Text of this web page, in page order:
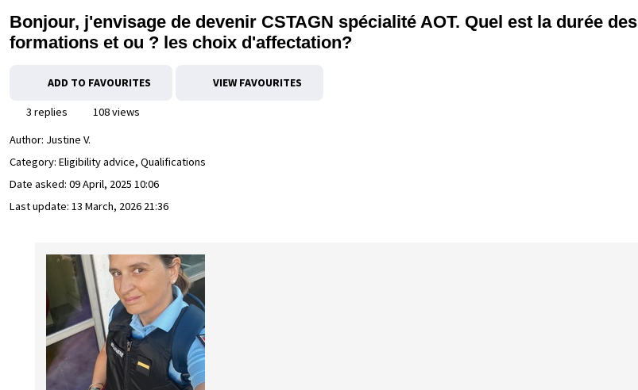
Bonjour, j'envisage de devenir CSTAGN spécialité AOT. Quel est la durée des
formations et ou ? les choix d'affectation?
ADD TO FAVOURITES VIEW FAVOURITES
3 replies
108 views
Author: Justine V.
Category: Eligibility advice, Qualifications
Date asked: 09 April, 2025 10:06
Last update: 13 March, 2026 21:36